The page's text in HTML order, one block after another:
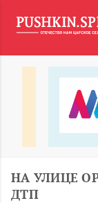
НА УЛИЦЕ
ДТП